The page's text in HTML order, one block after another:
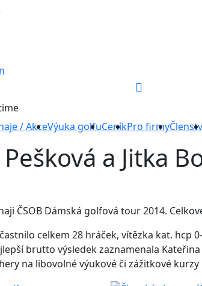
/ AkceVýuka golfuCeníkPro firmy
a Jitka
ČSOB Dámská golfová tour 2014.
celkem 28 hráček, vítězka kat. hcp
brutto výsledek zaznamenala
na libovolné výukové či zážitkové